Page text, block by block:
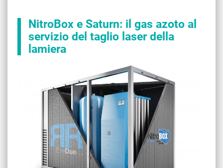
NitroBox e Saturn: il gas azoto al
servizio del taglio laser della
lamiera